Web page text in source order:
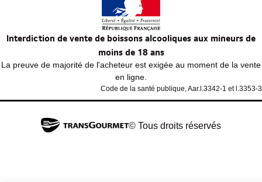
Interdiction de vente de boissons alcooliques aux mineurs de
moins de 18 ans
La preuve de majorité de l'acheteur est exigée au moment de la vente
en ligne.
Code de la santé publique, Aar.l.3342-1 et l.3353-3
© Tous droits réservés